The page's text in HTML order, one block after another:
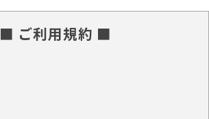
■ ご利用規約 ■